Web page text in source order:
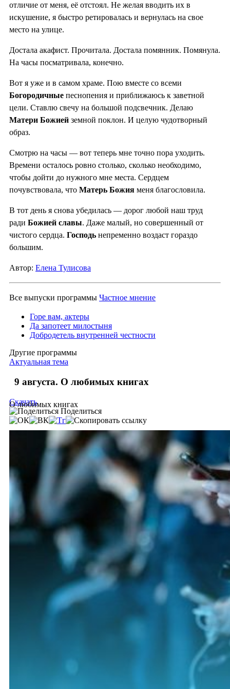
отличие от меня, её отстоял. Не желая вводить их в
искушение, я быстро ретировалась и вернулась на свое
место на улице.
Достала акафист. Прочитала. Достала помянник. Помянула.
На часы посматривала, конечно.
Вот я уже и в самом храме. Пою вместе со всеми
Богородичные песнопения и приближаюсь к заветной
цели. Ставлю свечу на большой подсвечник. Делаю
Матери Божией земной поклон. И целую чудотворный
образ.
Смотрю на часы — вот теперь мне точно пора уходить.
Времени осталось ровно столько, сколько необходимо,
чтобы дойти до нужного мне места. Сердцем
почувствовала, что Матерь Божия меня благословила.
В тот день я снова убедилась — дорог любой наш труд
ради Божией славы. Даже малый, но совершенный от
чистого сердца. Господь непременно воздаст гораздо
большим.
Автор: Елена Тулисова
Все выпуски программы Частное мнение
Горе вам, актеры
Да запотеет милостыня
Добродетель внутренней честности
Другие программы
Актуальная тема
9 августа. О любимых книгах
О любимых книгах
Скачать
Поделиться